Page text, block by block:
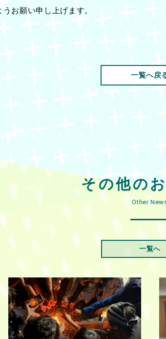
お願い申し上げます。
一覧へ戻
その他の
Other
一覧へ